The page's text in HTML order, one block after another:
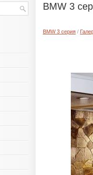
BMW 3
BMW 3 серия /